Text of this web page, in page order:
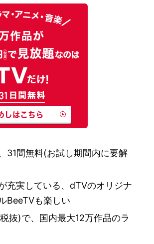
31間無料(お試し期間内に要解
充実している、dTVのオリジナ
BeeTVも楽しい
抜)で、国内最大12万作品のラ